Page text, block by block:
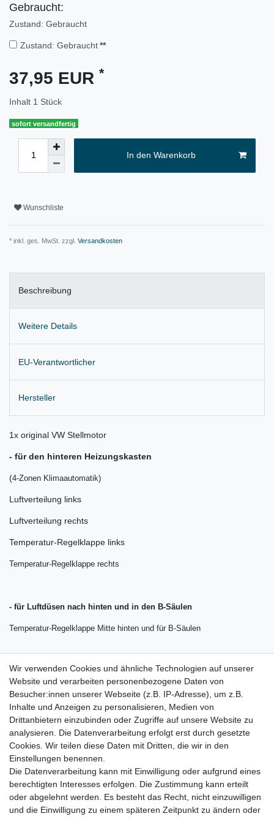
Gebraucht:
Zustand: Gebraucht
Zustand: Gebraucht **
37,95 EUR *
Inhalt 1 Stück
sofort versandfertig
In den Warenkorb
Wunschliste
* inkl. ges. MwSt. zzgl. Versandkosten
Beschreibung
Weitere Details
EU-Verantwortlicher
Hersteller
1x original VW Stellmotor
- für den hinteren Heizungskasten
(4-Zonen Klimaautomatik)
Luftverteilung links
Luftverteilung rechts
Temperatur-Regelklappe links
Temperatur-Regelklappe rechts
- für Luftdüsen nach hinten und in den B-Säulen
Temperatur-Regelklappe Mitte hinten und für B-Säulen
Lieferung wie abgebildet
Der Stellmotor muss in der Regel über Diagnosetester angelernt
werden !
VW Touareg 7P Bj. 2010 - 2018
Lieferzeit etwa 1 bis 3 Werktage
Wir verwenden Cookies und ähnliche Technologien auf unserer
Website und verarbeiten personenbezogene Daten von
Besucher:innen unserer Webseite (z.B. IP-Adresse), um z.B.
Inhalte und Anzeigen zu personalisieren, Medien von
Drittanbietern einzubinden oder Zugriffe auf unsere Website zu
analysieren. Die Datenverarbeitung erfolgt erst durch gesetzte
Cookies. Wir teilen diese Daten mit Dritten, die wir in den
Einstellungen benennen.
Die Datenverarbeitung kann mit Einwilligung oder aufgrund eines
berechtigten Interesses erfolgen. Die Zustimmung kann erteilt
oder abgelehnt werden. Es besteht das Recht, nicht einzuwilligen
und die Einwilligung zu einem späteren Zeitpunkt zu ändern oder